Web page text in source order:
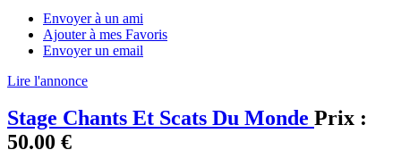
Envoyer à un ami
Ajouter à mes Favoris
Envoyer un email
Lire l'annonce
Stage Chants Et Scats Du Monde Prix :
50.00 €